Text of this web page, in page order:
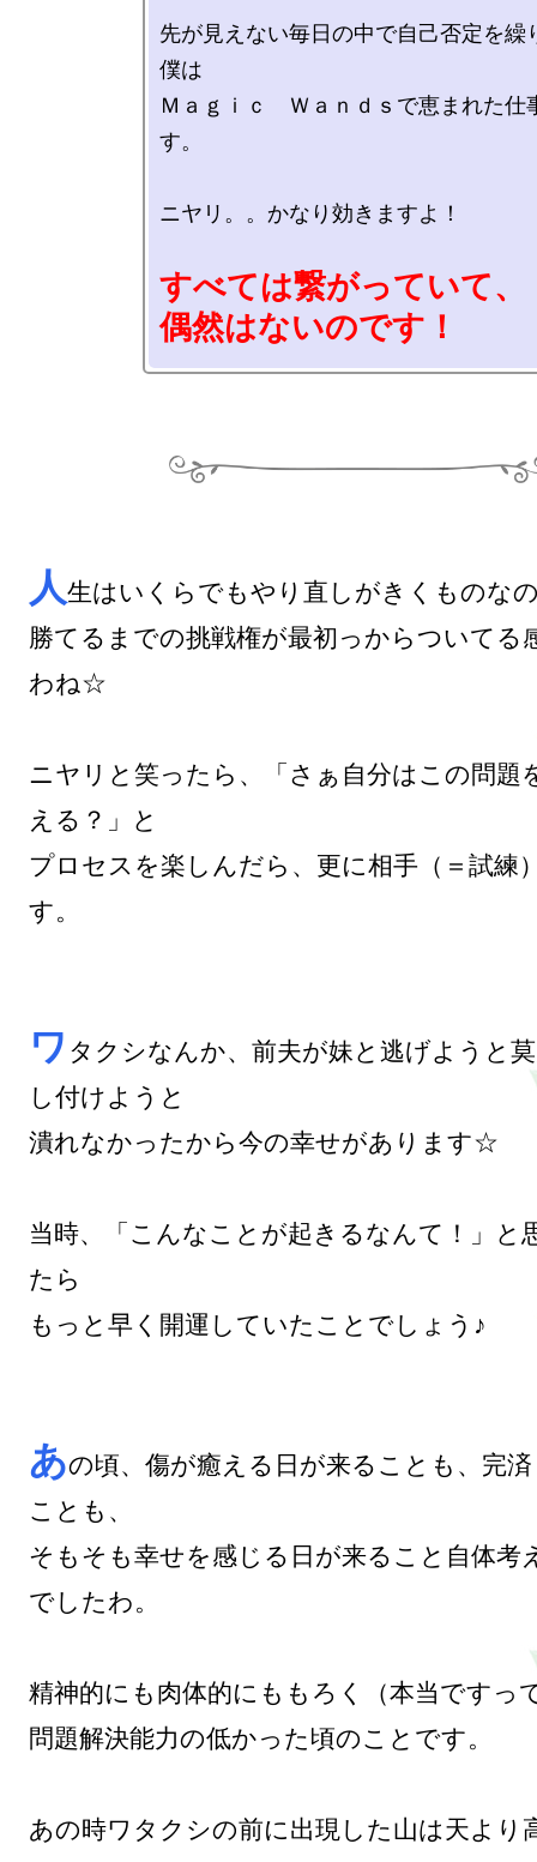
先が見えない毎日の中で自己否定を繰
僕は
Ｍａｇｉｃ　Ｗａｎｄｓで恵まれた仕
す。
ニヤリ。。かなり効きますよ！
すべては繋がっていて、
偶然はないのです！
人生はいくらでもやり直しがきくものな
勝てるまでの挑戦権が最初っからついてる
わね☆
ニヤリと笑ったら、「さぁ自分はこの問題
える？」と
プロセスを楽しんだら、更に相手（＝試練
す。
ワ タクシなんか、前夫が妹と逃げようと
し付けようと
潰れなかったから今の幸せがあります☆
当時、「こんなことが起きるなんて！」と
たら
もっと早く開運していたことでしょう♪
あの頃、傷が癒える日が来ることも、完
ことも、
そもそも幸せを感じる日が来ること自体考
でしたわ。
精神的にも肉体的にももろく（本当ですっ
問題解決能力の低かった頃のことです。
あの時ワタクシの前に出現した山は天より